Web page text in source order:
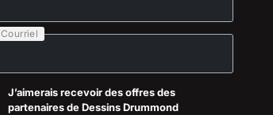
Courriel
J’aimerais recevoir des offres des
partenaires de Dessins Drummond